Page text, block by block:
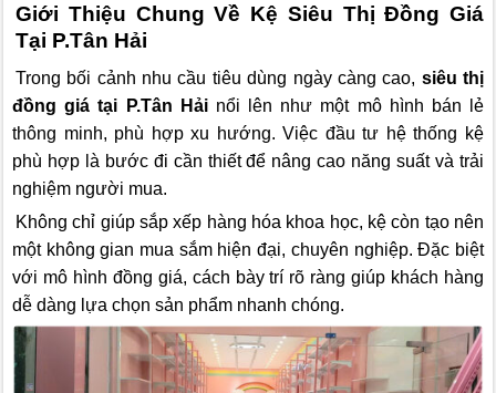
Giới Thiệu Chung Về Kệ Siêu Thị Đồng Giá
Tại P.Tân Hải
Trong bối cảnh nhu cầu tiêu dùng ngày càng cao, siêu thị
đồng giá tại P.Tân Hảinổi lên như một mô hình bán lẻ
thông minh, phù hợp xu hướng. Việc đầu tư hệ thống kệ
phù hợp là bước đi cần thiết để nâng cao năng suất và trải
nghiệm người mua.
Không chỉ giúp sắp xếp hàng hóa khoa học, kệ còn tạo nên
một không gian mua sắm hiện đại, chuyên nghiệp. Đặc biệt
với mô hình đồng giá, cách bày trí rõ ràng giúp khách hàng
dễ dàng lựa chọn sản phẩm nhanh chóng.